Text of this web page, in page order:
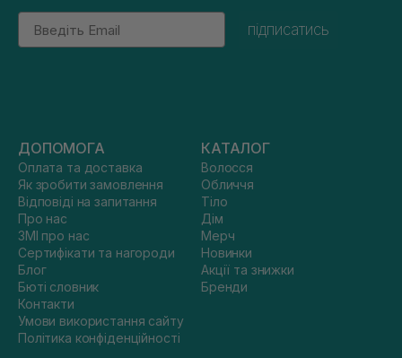
Email
підписатись
ДОПОМОГА
Оплата та доставка
Як зробити замовлення
Відповіді на запитання
Про нас
ЗМІ про нас
Сертифікати та нагороди
Блог
Бюті словник
Контакти
Умови використання сайту
Політика конфіденційності
КАТАЛОГ
Волосся
Обличчя
Тіло
Дім
Мерч
Новинки
Акції та знижки
Бренди